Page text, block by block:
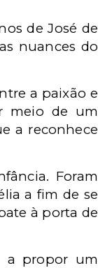
de José de
nuances do
a paixão e
meio de um
a reconhece
Foram
a fim de se
à porta de
a propor um